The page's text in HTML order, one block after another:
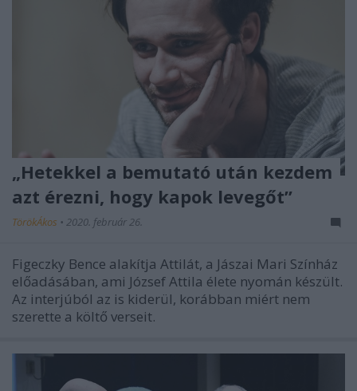
„Hetekkel a bemutató után kezdem
azt érezni, hogy kapok levegőt”
TörökÁkos • 2020. február 26.
Figeczky Bence alakítja Attilát, a Jászai Mari Színház
előadásában, ami József Attila élete nyomán készült.
Az interjúból az is kiderül, korábban miért nem
szerette a költő verseit.